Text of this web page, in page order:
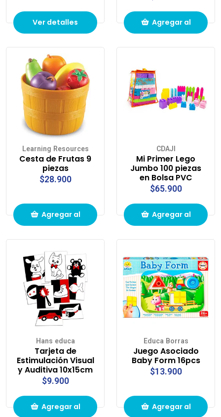
Ver detalles Agregar al
Learning Resources
Cesta de Frutas 9
piezas
$28.900
Agregar al
compras
CDAJI
Mi Primer Lego
Jumbo 100 piezas
en Bolsa PVC
$65.900
Agregar al
compras
Hans educa
Tarjeta de
Estimulación Visual
y Auditiva 10x15cm
$9.900
Agregar al
Educa Borras
Juego Asociado
Baby Form 16pcs
$13.900
Agregar al